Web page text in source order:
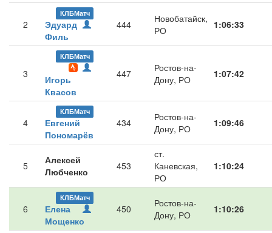
2
КЛБМатч
Эдуард
Филь
444
Новобатайск,
РО
1:06:33
3
КЛБМатч
Игорь
Квасов
447
Ростов-на-
Дону, РО
1:07:42
4
КЛБМатч
Евгений
Пономарёв
434
Ростов-на-
Дону, РО
1:09:46
5
Алексей
Любченко
453
ст.
Каневская,
РО
1:10:24
6
КЛБМатч
Елена
Мощенко
450
Ростов-на-
Дону, РО
1:10:26